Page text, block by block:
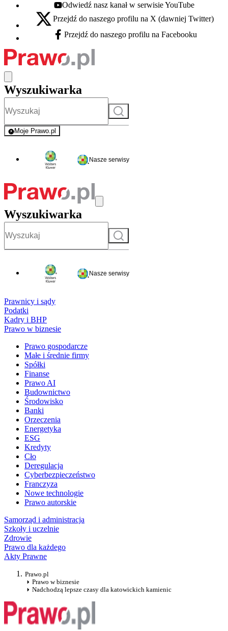
Youtube - otwiera się w nowej karcie
Odwiedź nasz kanał w serwisie YouTube
X - otwiera się w nowej karcie
Przejdź do naszego profilu na X (dawniej Twitter)
Facebook - otwiera się w nowej karcie
Przejdź do naszego profilu na Facebooku
Wyszukiwarka
Szukaj
Moje Prawo.pl
- rejestracja i logowanie do serwisu
Nasze serwisy
Wyszukiwarka
Szukaj
Nasze serwisy
Prawnicy i sądy
Podatki
Kadry i BHP
Prawo w biznesie
Prawo gospodarcze
Małe i średnie firmy
Spółki
Finanse
Prawo AI
Budownictwo
Środowisko
Banki
Orzeczenia
Energetyka
ESG
Kredyty
Cło
Deregulacja
Cyberbezpieczeństwo
Franczyza
Nowe technologie
Prawo autorskie
Samorząd i administracja
Szkoły i uczelnie
Zdrowie
Prawo dla każdego
Akty Prawne
Prawo.pl
Prawo w biznesie
Nadchodzą lepsze czasy dla katowickich kamienic